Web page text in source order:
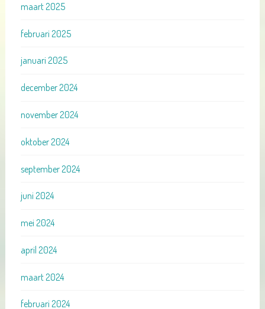
maart 2025
februari 2025
januari 2025
december 2024
november 2024
oktober 2024
september 2024
juni 2024
mei 2024
april 2024
maart 2024
februari 2024